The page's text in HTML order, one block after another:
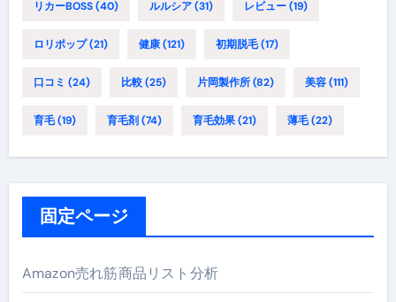
リカーBOSS(40) ルルシア(31) レビュー(19)
ロリポップ(21) 健康(121) 初期脱毛(17)
口コミ (24) 比較(25) 片岡製作所(82) 美容(111)
育毛(19) 育毛剤 (74) 育毛効果(21) 薄毛(22)
固定ページ
Amazon売れ筋商品リスト分析